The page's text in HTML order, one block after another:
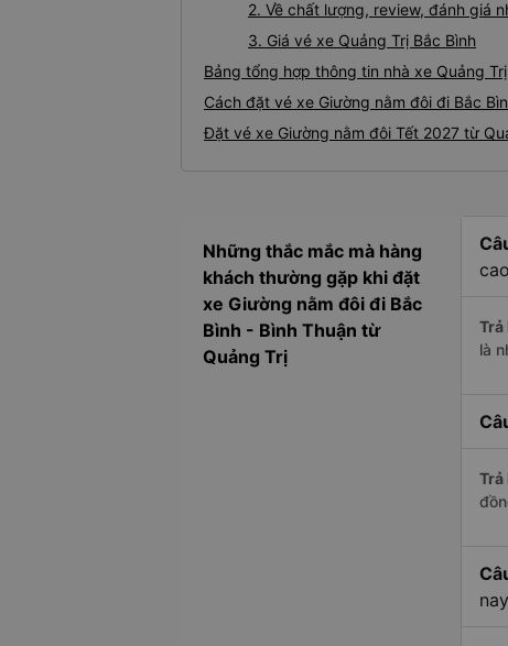
2. Về chất lượng, review, đánh giá
3. Giá vé xe Quảng Trị Bắc Bình
Bảng tổng hợp thông tin nhà xe Quảng
Cách đặt vé xe Giường nằm đôi đi Bắc
Đặt vé xe Giường nằm đôi Tết 2027 từ
Những thắc mắc mà hàng
khách thường gặp khi đặt
xe Giường nằm đôi đi Bắc
Bình - Bình Thuận từ
Quảng Trị
Trả
là
Trả